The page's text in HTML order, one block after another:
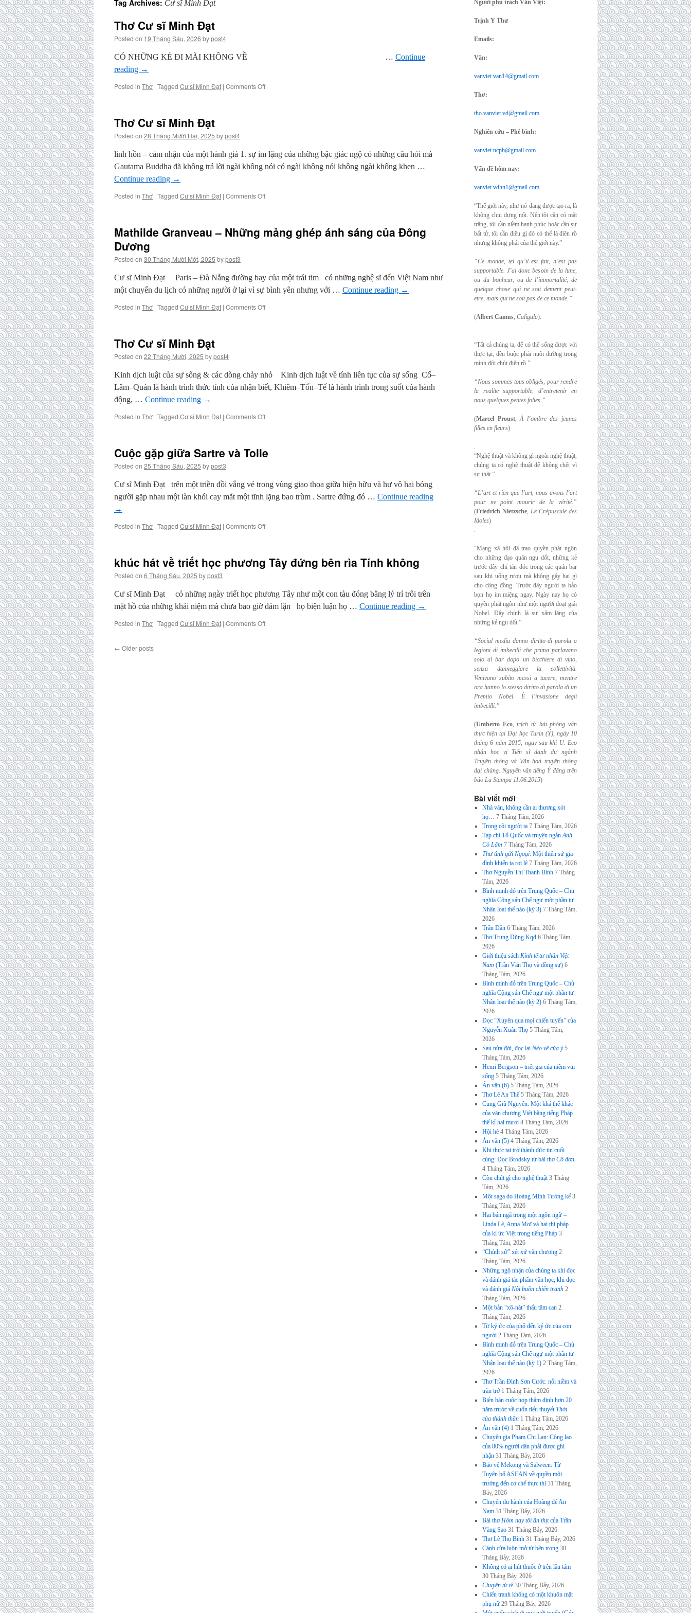
Tag Archives: Cư sĩ Minh Đạt
Thơ Cư sĩ Minh Đạt
Posted on 19 Tháng Sáu, 2026 bypost4
CÓ NHỮNG KẺ ĐI MÃI KHÔNG VỀ … Continue
reading →
Posted in Thơ | Tagged Cư sĩ Minh Đạt | Comments Offon
Thơ Cư sĩ Minh Đạt
Posted on 28 Tháng Mười Hai, 2025 bypost4
linh hồn – cảm nhận của một hành giả 1. sự im lặng của những bậc giác ngộ có những câu hỏi mà
Gautama Buddha đã không trả lời ngài không nói có ngài không nói không ngài không khen …
Continue reading →
Posted in Thơ | Tagged Cư sĩ Minh Đạt | Comments Offon
Minh
Mathilde Granveau – Những mảng ghép ánh sáng của Đông
Dương
Posted on 30 Tháng Mười Một, 2025 bypost3
Cư sĩ Minh Đạt Paris – Đà Nẵng đường bay của một trái tim có những nghệ sĩ đến Việt Nam như
một chuyến du lịch có những người ở lại vì sự bình yên nhưng với … Continue reading →
Posted in Thơ | Tagged Cư sĩ Minh Đạt | Comments Offon
ánh
sáng
của
Thơ Cư sĩ Minh Đạt
Posted on 22 Tháng Mười, 2025 bypost4
Kinh dịch luật của sự sống & các dòng chảy nhỏ Kinh dịch luật về tính liên tục của sự sống Cổ–
Lâm–Quán là hành trình thức tỉnh của nhận biết, Khiêm–Tốn–Tế là hành trình trong suốt của hành
động, … Continue reading →
Posted in Thơ | Tagged Cư sĩ Minh Đạt | Comments Offon
Minh
Cuộc gặp giữa Sartre và Tolle
Posted on 25 Tháng Sáu, 2025 bypost3
Cư sĩ Minh Đạt trên một triền đồi vắng vẻ trong vùng giao thoa giữa hiện hữu và hư vô hai bóng
người gặp nhau một làn khói cay mắt một tĩnh lặng bao trùm . Sartre đứng đó … Continue reading
→
Posted in Thơ | Tagged Cư sĩ Minh Đạt | Comments Offon
Sartre
khúc hát về triết học phương Tây đứng bên rìa Tính không
Posted on 6 Tháng Sáu, 2025 bypost3
Cư sĩ Minh Đạt có những ngày triết học phương Tây như một con tàu đóng bằng lý trí trôi trên
mặt hồ của những khái niệm mà chưa bao giờ dám lặn họ biện luận họ … Continue reading →
Posted in Thơ | Tagged Cư sĩ Minh Đạt | Comments Offon
← Older posts
Người phụ trách Văn Việt:
Trịnh Y Thư
Emails:
Văn:
vanviet.van14@gmail.com
Thơ:
tho.vanviet.vd@gmail.com
Nghiên cứu – Phê bình:
vanviet.ncpb@gmail.com
Vấn đề hôm nay:
vanviet.vdhn1@gmail.com
“Thế giới này, như nó đang được tạo ra, là
không chịu đựng nổi. Nên tôi cần có mặt
trăng, tôi cần niềm hạnh phúc hoặc cần sự
bất tử, tôi cần điều gì đó có thể là điên rồ
nhưng không phải của thế giới này.”
“Ce monde, tel qu’il est fait, n’est pas
supportable. J’ai donc besoin de la lune,
ou du bonheur, ou de l’immortalité, de
quelque chose qui ne soit dement peut-
etre, mais qui ne soit pas de ce monde.”
(Albert Camus, Caligula).
.
“Tất cả chúng ta, để có thể sống được với
thực tại, đều buộc phải nuôi dưỡng trong
mình đôi chút điên rồ.”
“Nous sommes tous obligés, pour rendre
la realite supportable, d’entretenir en
nous quelques petites folies.”
(Marcel Proust,À l’ombre des jeunes
filles en fleurs)
.
“Nghệ thuật và không gì ngoài nghệ thuật,
chúng ta có nghệ thuật để không chết vì
sự thật.”
“L’art et rien que l’art, nous avons l’art
pour ne point mourir de la vérité.”
(Friedrich Nietzsche, Le Crépuscule des
Idoles)
.
“Mạng xã hội đã trao quyền phát ngôn
cho những đạo quân ngu dốt, những kẻ
trước đây chỉ tán dóc trong các quán bar
sau khi uống rượu mà không gây hại gì
cho cộng đồng. Trước đây người ta bảo
bọn họ im miệng ngay. Ngày nay họ có
quyền phát ngôn như một người đoạt giải
Nobel. Đây chính là sự xâm lăng của
những kẻ ngu dốt.”
“Social media danno diritto di parola a
legioni di imbecilli che prima parlavano
solo albar dopo un bicchiere di vino,
senza danneggiare la collettività.
Venivano subito messi a tacere, mentre
ora hanno lo stesso diritto di parola di un
Premio Nobel. È l’invasione degli
imbecilli.”
(Umberto Eco,trích từ bài phỏng vấn
thực hiện tại Đại học Turin (Ý), ngày 10
tháng 6 năm 2015, ngay sau khi U. Eco
nhận học vị Tiến sĩ danh dự ngành
Truyền thông và Văn hoá truyền thông
đại chúng. Nguyên văn tiếng Ý đăng trên
báo La Stampa 11.06.2015)
Bài viết mới
Nhà văn, không cần ai thương xót
họ… 7 Tháng Tám, 2026
Trong cõi người ta 7 Tháng Tám, 2026
Tạp chí Tổ Quốc và truyện ngắnAnh
Cò Lấm 7 Tháng Tám, 2026
Thư tình gửi Ngoại: Một thiên sử gia
đình khiến ta rơi lệ 7 Tháng Tám, 2026
Thơ Nguyễn Thị Thanh Bình 7 Tháng
Tám, 2026
Bình minh đỏ trên Trung Quốc – Chủ
nghĩa Cộng sản Chế ngự một phần tư
Nhân loại thế nào (kỳ 3) 7 Tháng Tám,
2026
Trần Dần 6 Tháng Tám, 2026
Thơ Trung Dũng Kqđ 6 Tháng Tám,
2026
Giới thiệu sách Kinh tế tư nhân Việt
Nam (Trần Văn Thọ và đồng sự) 6
Tháng Tám, 2026
Bình minh đỏ trên Trung Quốc – Chủ
nghĩa Cộng sản Chế ngự một phần tư
Nhân loại thế nào (kỳ 2) 6 Tháng Tám,
2026
Đọc “Xuyên qua mọi chiến tuyến” của
Nguyễn Xuân Thọ 5 Tháng Tám,
2026
Sau nửa đời, đọc lại Nẻo về của ý 5
Tháng Tám, 2026
Henri Bergson – triết gia của niềm vui
sống 5 Tháng Tám, 2026
Án văn (6) 5 Tháng Tám, 2026
Thơ Lê An Thế 5 Tháng Tám, 2026
Cung Giũ Nguyên: Một khả thể khác
của văn chương Việt bằng tiếng Pháp
thế kỉ hai mươi 4 Tháng Tám, 2026
Hội hè 4 Tháng Tám, 2026
Án văn (5) 4 Tháng Tám, 2026
Khi thực tại trở thành đức tin cuối
cùng: Đọc Brodsky từ bài thơCô đơn
4 Tháng Tám, 2026
Còn chút gì cho nghệ thuật 3 Tháng
Tám, 2026
Một saga do Hoàng Minh Tường kể 3
Tháng Tám, 2026
Hai bản ngã trong một ngôn ngữ –
Linda Lê, Anna Moï và hai thi pháp
của kí ức Việt trong tiếng Pháp 3
Tháng Tám, 2026
“Chính sử” xét xử văn chương 2
Tháng Tám, 2026
Những ngộ nhận của chúng ta khi đọc
và đánh giá tác phẩm văn học, khi đọc
và đánh giá Nỗi buồn chiến tranh 2
Tháng Tám, 2026
Một bản “xô-nát” thấu tâm can 2
Tháng Tám, 2026
Từ ký ức của phố đến ký ức của con
người 2 Tháng Tám, 2026
Bình minh đỏ trên Trung Quốc – Chủ
nghĩa Cộng sản Chế ngự một phần tư
Nhân loại thế nào (kỳ 1) 2 Tháng Tám,
2026
Thơ Trần Đình Sơn Cước: nỗi niềm và
trăn trở 1 Tháng Tám, 2026
Biên bản cuộc họp thẩm định hơn 20
năm trước về cuốn tiểu thuyếtThời
của thánh thần 1 Tháng Tám, 2026
Án văn (4) 1 Tháng Tám, 2026
Chuyên gia Phạm Chi Lan: Công lao
của 80% người dân phải được ghi
nhận 31 Tháng Bảy, 2026
Bảo vệ Mekong và Salween: Từ
Tuyên bố ASEAN về quyền môi
trường đến cơ chế thực thi 31 Tháng
Bảy, 2026
Chuyến du hành của Hoàng đế An
Nam 31 Tháng Bảy, 2026
Bài thơHôm nay tôi ăn thịtcủa Trần
Vàng Sao 31 Tháng Bảy, 2026
Thơ Lê Thọ Bình 31 Tháng Bảy, 2026
Cánh cửa luôn mở từ bên trong 30
Tháng Bảy, 2026
Không có ai hút thuốc ở trên lầu tám
30 Tháng Bảy, 2026
Chuyện tử tế 30 Tháng Bảy, 2026
Chiến tranh không có một khuôn mặt
phụ nữ 29 Tháng Bảy, 2026